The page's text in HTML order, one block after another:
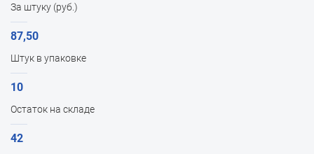
За штуку (руб.)
87,50
Штук в упаковке
10
Остаток на складе
42